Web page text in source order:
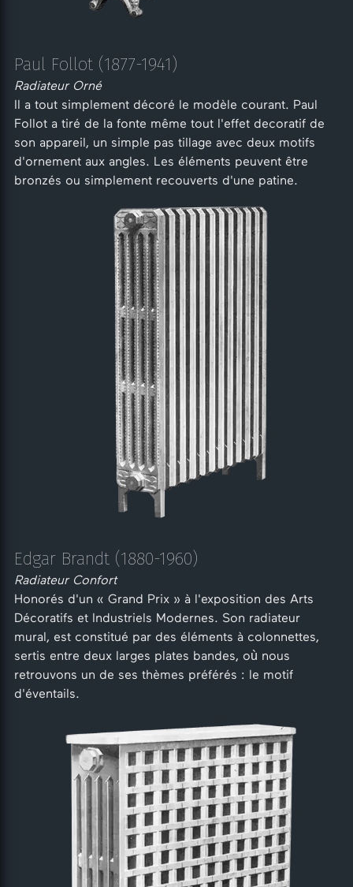
Paul Follot (1877-1941)
Radiateur Orné
Il a tout simplement décoré le modèle courant. Paul
Follot a tiré de la fonte même tout l'effet decoratif de
son appareil, un simple pas tillage avec deux motifs
d'ornement aux angles. Les éléments peuvent être
bronzés ou simplement recouverts d'une patine.
Edgar Brandt (1880-1960)
Radiateur Confort
Honorés d'un « Grand Prix » à l'exposition des Arts
Décoratifs et Industriels Modernes. Son radiateur
mural, est constitué par des éléments à colonnettes,
sertis entre deux larges plates bandes, où nous
retrouvons un de ses thèmes préférés : le motif
d'éventails.